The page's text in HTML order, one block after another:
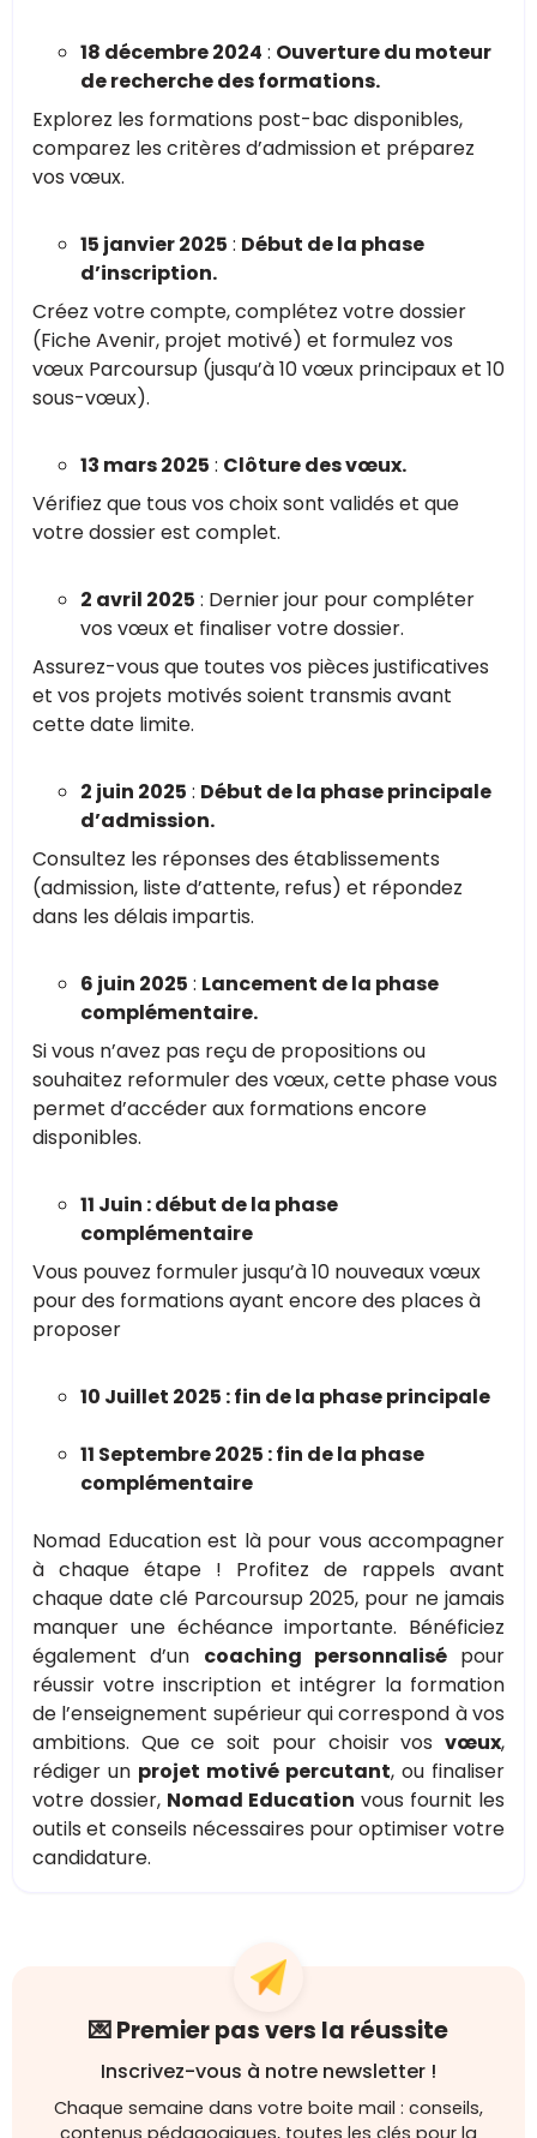
18 décembre 2024 : Ouverture du moteur
de recherche des formations.
Explorez les formations post-bac disponibles,
comparez les critères d’admission et préparez
vos vœux.
15 janvier 2025 : Début de la phase
d’inscription.
Créez votre compte, complétez votre dossier
(Fiche Avenir, projet motivé) et formulez vos
vœux Parcoursup (jusqu’à 10 vœux principaux et 10
sous-vœux).
13 mars 2025 : Clôture des vœux.
Vérifiez que tous vos choix sont validés et que
votre dossier est complet.
2 avril 2025 : Dernier jour pour compléter
vos vœux et finaliser votre dossier.
Assurez-vous que toutes vos pièces justificatives
et vos projets motivés soient transmis avant
cette date limite.
2 juin 2025 : Début de la phase principale
d’admission.
Consultez les réponses des établissements
(admission, liste d’attente, refus) et répondez
dans les délais impartis.
6 juin 2025 : Lancement de la phase
complémentaire.
Si vous n’avez pas reçu de propositions ou
souhaitez reformuler des vœux, cette phase vous
permet d’accéder aux formations encore
disponibles.
11 Juin : début de la phase
complémentaire
Vous pouvez formuler jusqu’à 10 nouveaux vœux
pour des formations ayant encore des places à
proposer
10 Juillet 2025 : fin de la phase principale
11 Septembre 2025 : fin de la phase
complémentaire
Nomad Education est là pour vous accompagner
à chaque étape ! Profitez de rappels avant
chaque date clé Parcoursup 2025, pour ne jamais
manquer une échéance importante. Bénéficiez
également d’un coaching personnalisépour
réussir votre inscription et intégrer la formation
de l’enseignement supérieur qui correspond à vos
ambitions. Que ce soit pour choisir vos vœux,
rédiger un projet motivé percutant, ou finaliser
votre dossier, Nomad Education vous fournit les
outils et conseils nécessaires pour optimiser votre
candidature.
💌 Premier pas vers la réussite
Inscrivez-vous à notre newsletter !
Chaque semaine dans votre boite mail : conseils,
contenus pédagogiques, toutes les clés pour la